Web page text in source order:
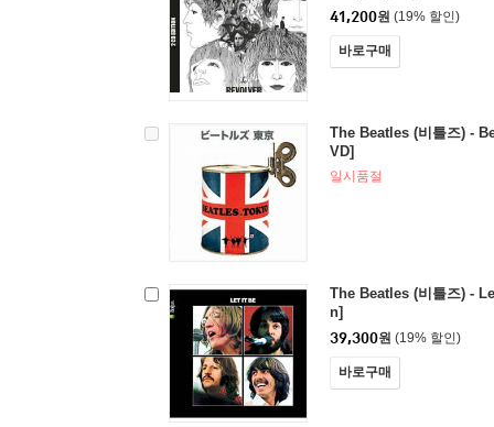
41,200원 (19% 할인)
바로구매
The Beatles (비틀즈) -
VD]
일시품절
The Beatles (비틀즈) -
n]
39,300원 (19% 할인)
바로구매